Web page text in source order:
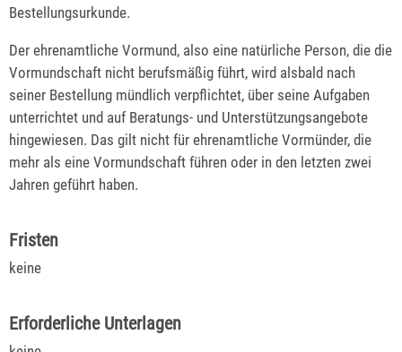
Bestellungsurkunde.
Der ehrenamtliche Vormund, also eine natürliche Person, die die
Vormundschaft nicht berufsmäßig führt, wird alsbald nach
seiner Bestellung mündlich verpflichtet, über seine Aufgaben
unterrichtet und auf Beratungs- und Unterstützungsangebote
hingewiesen. Das gilt nicht für ehrenamtliche Vormünder, die
mehr als eine Vormundschaft führen oder in den letzten zwei
Jahren geführt haben.
Fristen
keine
Erforderliche Unterlagen